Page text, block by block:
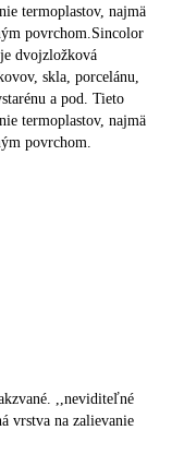
termoplastov, najmä
povrchom.Sincolor
dvojzložková
skla, porcelánu,
a pod. Tieto
termoplastov, najmä
povrchom.
,,neviditeľné
vrstva na zalievanie